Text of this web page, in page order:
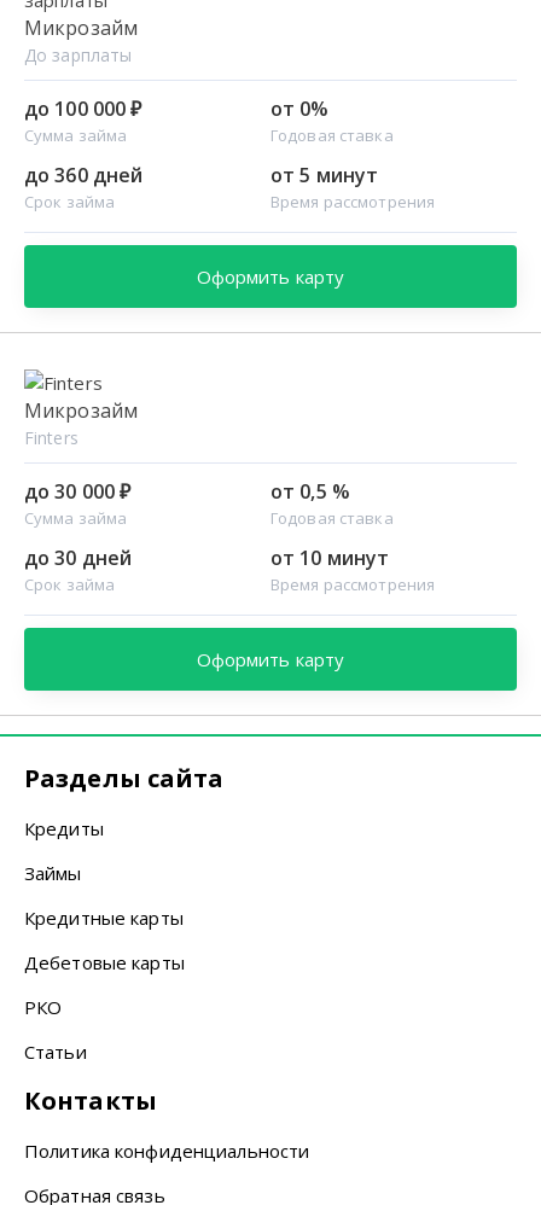
Микрозайм
До зарплаты
до 100 000 ₽
Сумма займа
от 0%
Годовая ставка
до 360 дней
Срок займа
от 5 минут
Время рассмотрения
Оформить карту
Микрозайм
Finters
до 30 000 ₽
Сумма займа
от 0,5 %
Годовая ставка
до 30 дней
Срок займа
от 10 минут
Время рассмотрения
Оформить карту
Разделы сайта
Кредиты
Займы
Кредитные карты
Дебетовые карты
РКО
Статьи
Контакты
Политика конфиденциальности
Обратная связь